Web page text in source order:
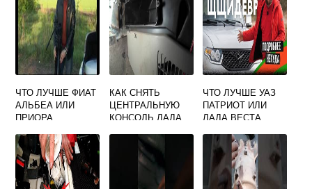
ЧТО ЛУЧШЕ ФИАТ
АЛЬБЕА ИЛИ
ПРИОРА
КАК СНЯТЬ
ЦЕНТРАЛЬНУЮ
КОНСОЛЬ ЛАДА
ЧТО ЛУЧШЕ УАЗ
ПАТРИОТ ИЛИ
ЛАДА ВЕСТА